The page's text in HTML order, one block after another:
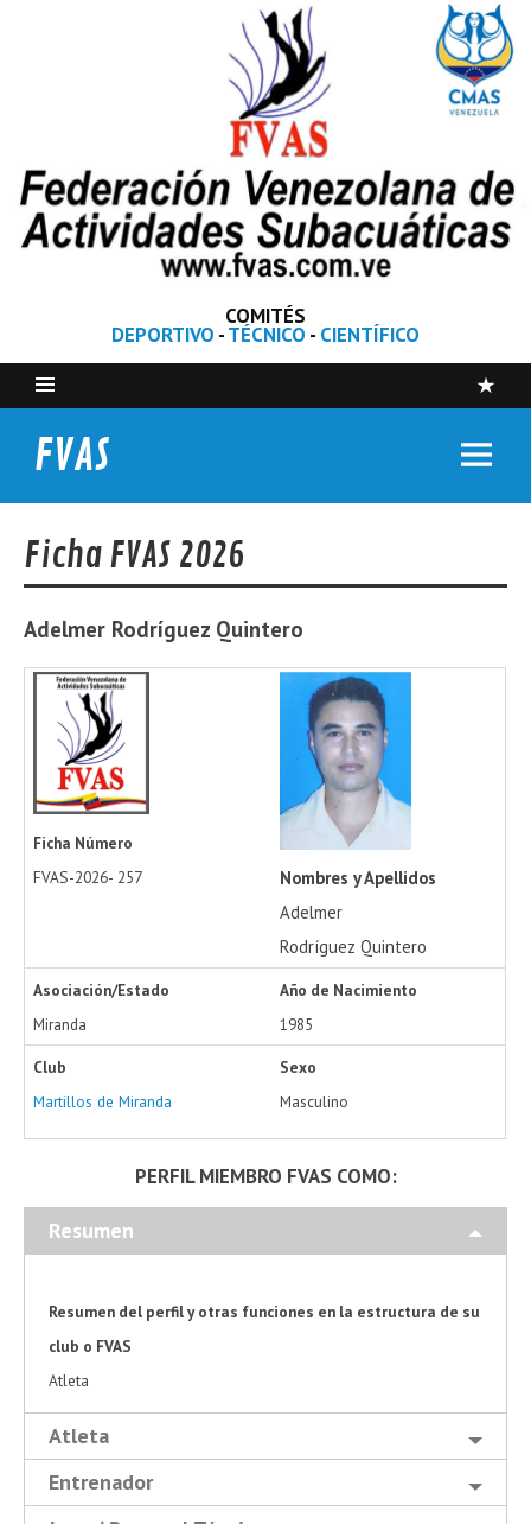
COMITÉS
DEPORTIVO -TÉCNICO - CIENTÍFICO
FVAS
Ficha FVAS 2026
Adelmer Rodríguez Quintero
Ficha Número
FVAS-2026- 257
Nombres y Apellidos
Adelmer
Rodríguez Quintero
Asociación/Estado
Miranda
Año de Nacimiento
1985
Club
Martillos de Miranda
Sexo
Masculino
PERFIL MIEMBRO FVAS COMO:
Resumen
Resumen del perfil y otras funciones en la estructura de su
club o FVAS
Atleta
Atleta
Entrenador